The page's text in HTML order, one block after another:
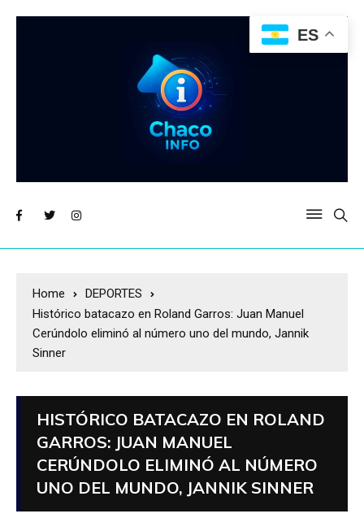
Home
DEPORTES
Histórico batacazo en Roland Garros: Juan Manuel
Cerúndolo eliminó al número uno del mundo, Jannik
Sinner
HISTÓRICO BATACAZO EN ROLAND
GARROS: JUAN MANUEL
CERÚNDOLO ELIMINÓ AL NÚMERO
UNO DEL MUNDO, JANNIK SINNER
ES